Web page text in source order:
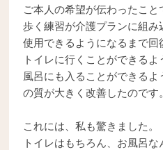
ご本人の希望が伝わったこ
歩く練習が介護プランに組
使用できるようになるまで回
トイレに行くことができる
風呂にも入ることができる
の質が大きく改善したのです。
これには、私も驚きました。
トイレはもちろん、お風呂